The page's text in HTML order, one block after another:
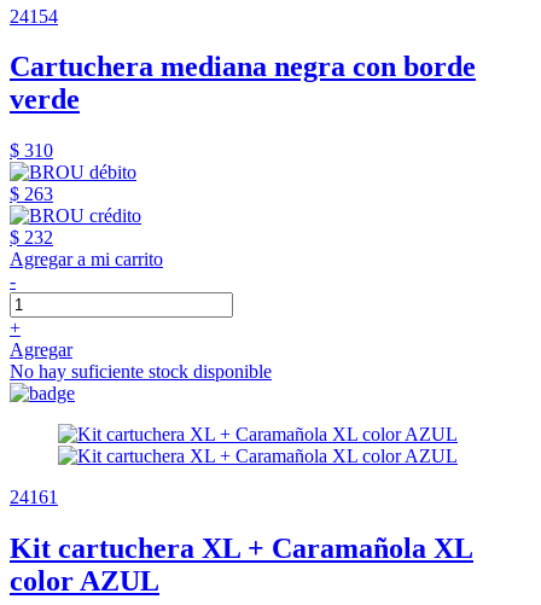
24154
Cartuchera mediana negra con borde
verde
$ 310
$ 263
$ 232
Agregar a mi carrito
-
+
Agregar
No hay suficiente stock disponible
24161
Kit cartuchera XL + Caramañola XL
color AZUL